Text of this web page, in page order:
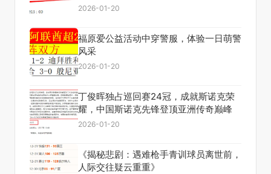
2026-01-20
福原爱公益活动中穿警服，体验一日萌警
风采
2026-01-20
丁俊晖独占巡回赛24冠，成就斯诺克荣
耀，中国斯诺克先锋登顶亚洲传奇巅峰
2026-01-20
《揭秘悲剧：遇难枪手青训球员离世前，
人际交往疑云重重》